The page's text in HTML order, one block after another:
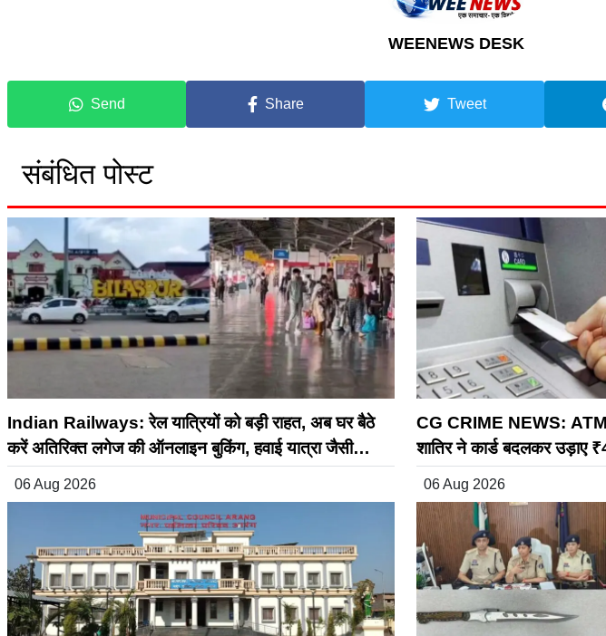
WEENEWS DESK
Send Share Tweet
संबंधित पोस्ट
Indian Railways: रेल यात्रियों को बड़ी राहत, अब घर बैठे
करें अतिरिक्त लगेज की ऑनलाइन बुकिंग, हवाई यात्रा जैसी
सुविधा रेलवे में भी शुरू
06 Aug 2026
CG CRIME NEWS: ATM
शातिर ने कार्ड बदलकर उड़ाए
06 Aug 2026